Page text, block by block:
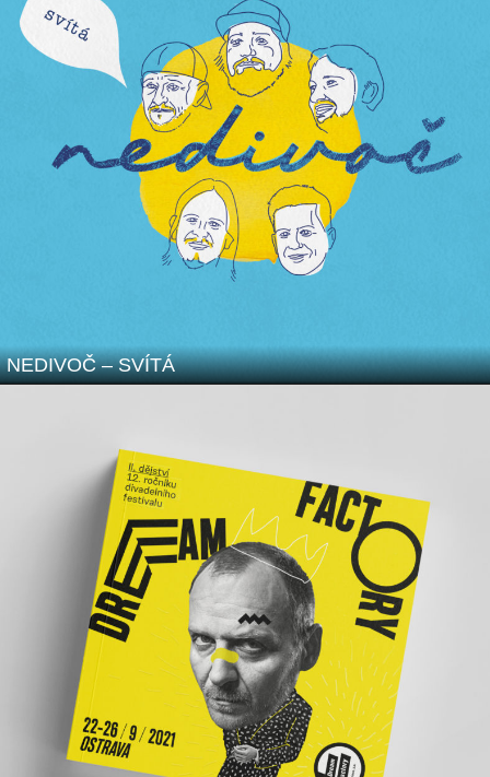
NEDIVOČ – SVÍTÁ